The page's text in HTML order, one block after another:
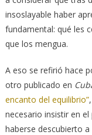
insoslayable haber
fundamental: qué les
que los mengua.
A eso se refirió hace
otro publicado en
encanto del equilibrio”
necesario insistir en
haberse descubierto